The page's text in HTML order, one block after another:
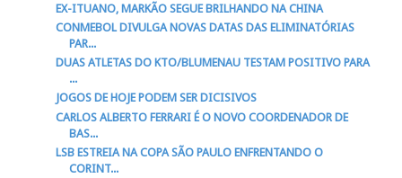
EX-ITUANO, MARKÃO SEGUE BRILHANDO NA CHINA
CONMEBOL DIVULGA NOVAS DATAS DAS ELIMINATÓRIAS
PAR...
DUAS ATLETAS DO KTO/BLUMENAU TESTAM POSITIVO PARA
...
JOGOS DE HOJE PODEM SER DICISIVOS
CARLOS ALBERTO FERRARI É O NOVO COORDENADOR DE
BAS...
LSB ESTREIA NA COPA SÃO PAULO ENFRENTANDO O
CORINT...